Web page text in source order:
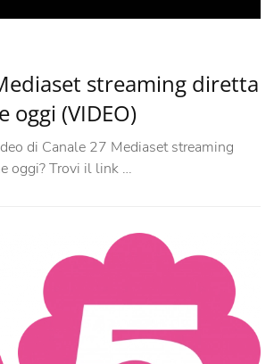
streaming diretta
oggi (VIDEO)
di Canale 27 Mediaset streaming
oggi? Trovi il link …